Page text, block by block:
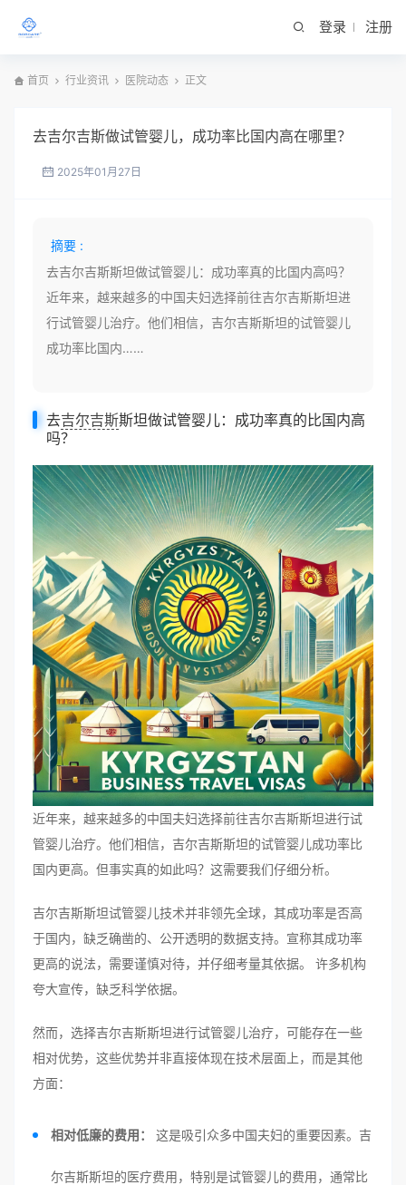
登录 注册
首页 行业资讯 医院动态 正文
去吉尔吉斯做试管婴儿，成功率比国内高在哪里？
2025年01月27日
摘要 :
去吉尔吉斯斯坦做试管婴儿：成功率真的比国内高吗？
近年来，越来越多的中国夫妇选择前往吉尔吉斯斯坦进
行试管婴儿治疗。他们相信，吉尔吉斯斯坦的试管婴儿
成功率比国内……
去吉尔吉斯斯坦做试管婴儿：成功率真的比国内高
吗？
近年来，越来越多的中国夫妇选择前往吉尔吉斯斯坦进行试
管婴儿治疗。他们相信，吉尔吉斯斯坦的试管婴儿成功率比
国内更高。但事实真的如此吗？这需要我们仔细分析。
吉尔吉斯斯坦试管婴儿技术并非领先全球，其成功率是否高
于国内，缺乏确凿的、公开透明的数据支持。宣称其成功率
更高的说法，需要谨慎对待，并仔细考量其依据。 许多机构
夸大宣传，缺乏科学依据。
然而，选择吉尔吉斯斯坦进行试管婴儿治疗，可能存在一些
相对优势，这些优势并非直接体现在技术层面上，而是其他
方面：
相对低廉的费用： 这是吸引众多中国夫妇的重要因素。吉
尔吉斯斯坦的医疗费用，特别是试管婴儿的费用，通常比